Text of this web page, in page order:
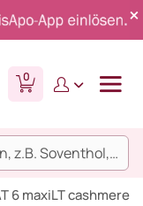
0
6 maxiLT cashmere